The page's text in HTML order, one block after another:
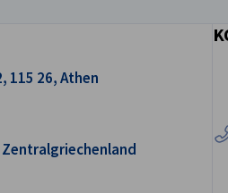
115 26, Athen
Zentralgriechenland